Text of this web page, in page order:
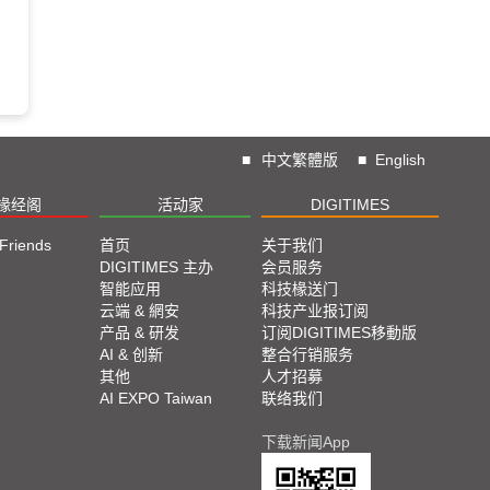
■ 中文繁體版 ■ English
经阁 活动家 DIGITIMES
首页
DIGITIMES 主办
智能应用
云端 & 網安
产品 & 研发
AI & 创新
其他
AI EXPO Taiwan
关于我们
会员服务
科技椽送门
科技产业报订阅
订阅DIGITIMES移動版
整合行销服务
人才招募
联络我们
下载新闻App